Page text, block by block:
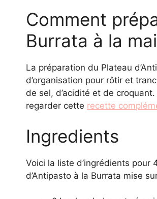
Comment
Burrata à la
La préparation du Plateau
d’organisation pour rôtir et
de sel, d’acidité et de
regarder cette recette
Ingredients
Voici la liste d’ingrédients pour
d’Antipasto à la Burrata mise